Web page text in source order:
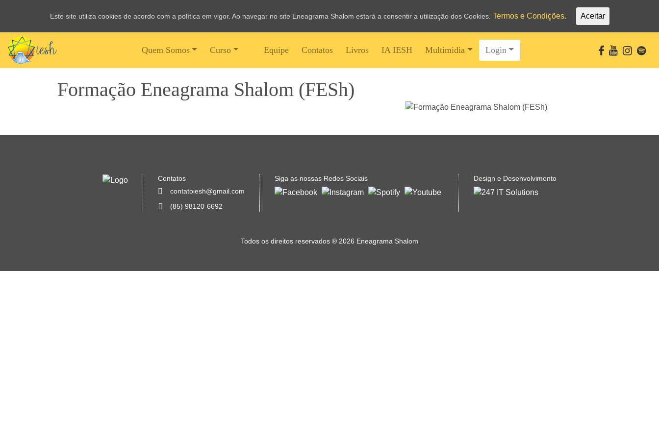
Quem Somos Curso Equipe Contatos Livros IA IESH Multimidia Login
Formação Eneagrama Shalom (FESh)
Contatos
contatoiesh@gmail.com
(85) 98120-6692
Siga as nossas Redes Sociais Design e Desenvolvimento
Todos os direitos reservados ® 2026 Eneagrama Shalom
Este site utiliza cookies de acordo com a política em vigor. Ao navegar no site Eneagrama Shalom estará a consentir a utilização dos Cookies. Termos e Condições. Aceitar